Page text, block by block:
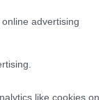
advertising
like cookies on
τον
ο